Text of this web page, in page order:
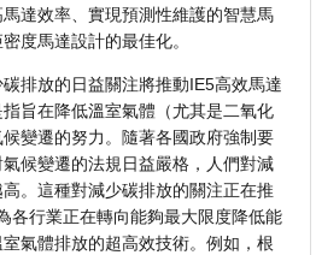
達效率、實現預測性維護的智慧馬
度馬達設計的最佳化。
排放的日益關注將推動IE5高效馬達
旨在降低溫室氣體（尤其是二氧化
變遷的努力。隨著各國政府強制要
候變遷的法規日益嚴格，人們對減
。這種對減少碳排放的關注正在推
各行業正在轉向能夠最大限度降低能
氣體排放的超高效技術。例如，根